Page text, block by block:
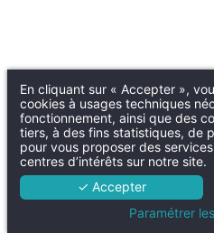
En cliquant sur « Accepter »,
cookies à usages techniques
fonctionnement, ainsi que des
tiers, à des fins statistiques, de
pour vous proposer des
centres d’intérêts sur notre site.
✓ Accepter
Paramétrer